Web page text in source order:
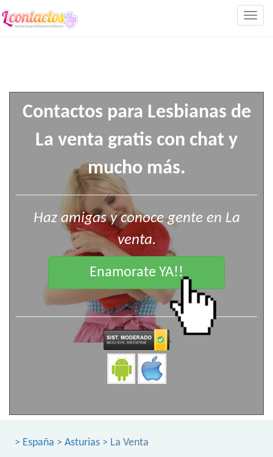
Contactos para Lesbianas de
La venta gratis con chat y
mucho más.
Haz amigas y conoce gente en La
venta.
Enamorate YA!!
> España > Asturias > La Venta